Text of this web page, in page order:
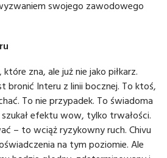
swojego zawodowego
zna, ale już nie jako piłkarz.
bronić Interu z linii bocznej. To ktoś,
To nie przypadek. To świadoma
efektu wow, tylko trwałości.
– to wciąż ryzykowny ruch. Chivu
na tym poziomie. Ale